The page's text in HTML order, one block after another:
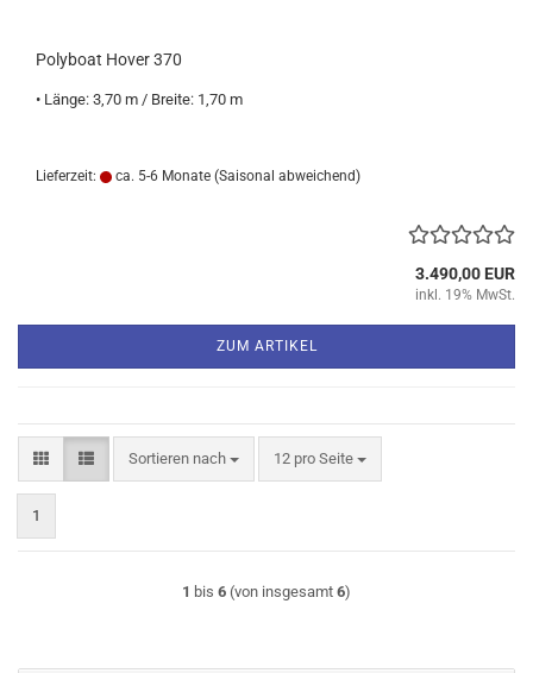
Polyboat Hover 370
• Länge: 3,70 m / Breite: 1,70 m
Lieferzeit: ca. 5-6 Monate (Saisonal abweichend)
3.490,00 EUR
inkl. 19% MwSt.
ZUM ARTIKEL
Sortieren nach
Sortieren nach 12 pro Seite
pro Seite
1
1 bis 6 (von insgesamt 6)